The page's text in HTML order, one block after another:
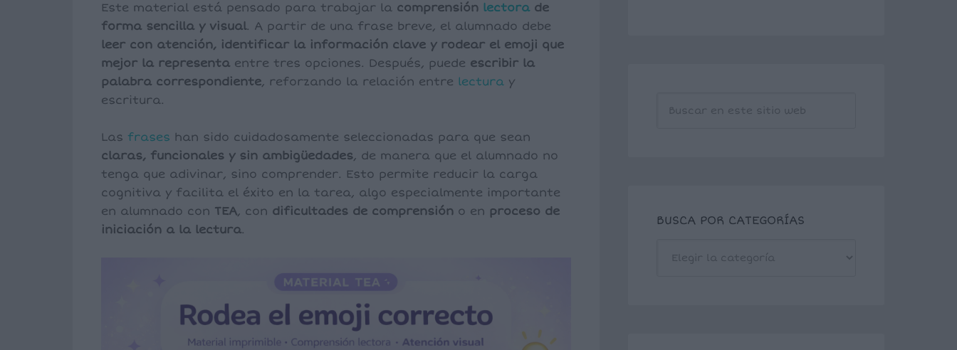
Este material está pensado para trabajar la comprensión lectorade
forma sencilla y visual. A partir de una frase breve, el alumnado debe
leer con atención, identificar la información clave y rodear el emoji que
mejor la representa entre tres opciones. Después, puede escribir la
palabra correspondiente, reforzando la relación entre lectura y
escritura.
Las frases han sido cuidadosamente seleccionadas para que sean
claras, funcionales y sin ambigüedades, de manera que el alumnado no
tenga que adivinar, sino comprender. Esto permite reducir la carga
cognitiva y facilita el éxito en la tarea, algo especialmente importante
en alumnado con TEA, con dificultades de comprensión o en proceso de
iniciación a la lectura.
BUSCA POR CATEGORÍAS